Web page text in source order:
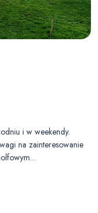
i w weekendy.
na zainteresowanie